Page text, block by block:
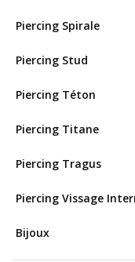
Piercing Spirale
Piercing Stud
Piercing Téton
Piercing Titane
Piercing Tragus
Piercing Vissage
Bijoux